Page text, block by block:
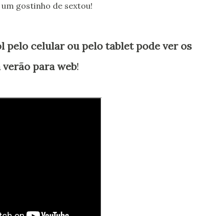
gostinho de sextou!
pelo celular ou pelo tablet pode ver os
para web!